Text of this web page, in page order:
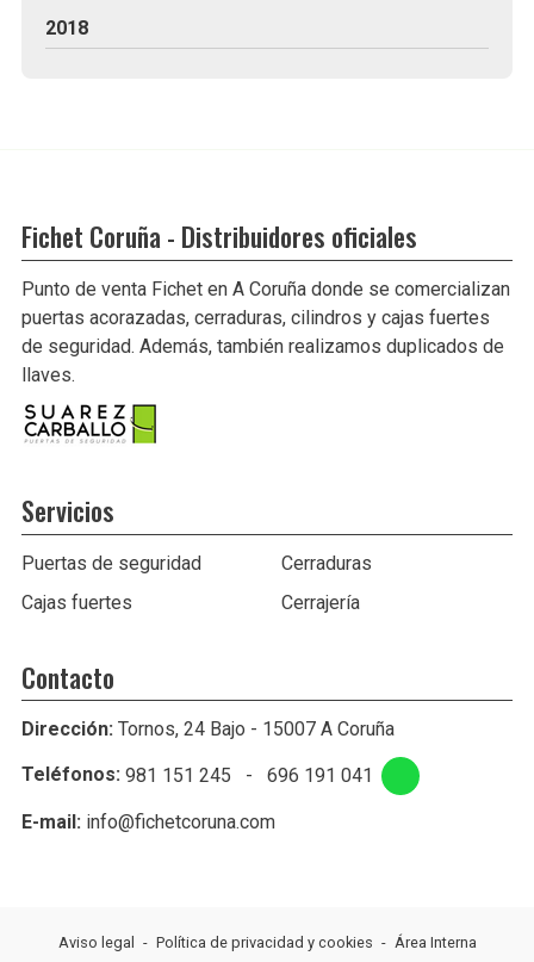
2018
Fichet Coruña - Distribuidores oficiales
Punto de venta Fichet en A Coruña donde se comercializan
puertas acorazadas, cerraduras, cilindros y cajas fuertes
de seguridad. Además, también realizamos duplicados de
llaves.
Servicios
Puertas de seguridad
Cerraduras
Cajas fuertes
Cerrajería
Contacto
Dirección: Tornos, 24 Bajo - 15007 A Coruña
Teléfonos: 981 151 245 - 696 191 041
E-mail: info@fichetcoruna.com
Aviso legal - Política de privacidad y cookies - Área Interna